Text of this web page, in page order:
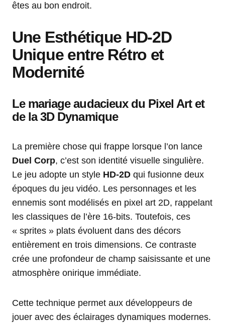
êtes au bon endroit.
Une Esthétique HD-2D
Unique entre Rétro et
Modernité
Le mariage audacieux du Pixel Art et
de la 3D Dynamique
La première chose qui frappe lorsque l’on lance
Duel Corp, c’est son identité visuelle singulière.
Le jeu adopte un style HD-2D qui fusionne deux
époques du jeu vidéo. Les personnages et les
ennemis sont modélisés en pixel art 2D, rappelant
les classiques de l’ère 16-bits. Toutefois, ces
« sprites » plats évoluent dans des décors
entièrement en trois dimensions. Ce contraste
crée une profondeur de champ saisissante et une
atmosphère onirique immédiate.
Cette technique permet aux développeurs de
jouer avec des éclairages dynamiques modernes.